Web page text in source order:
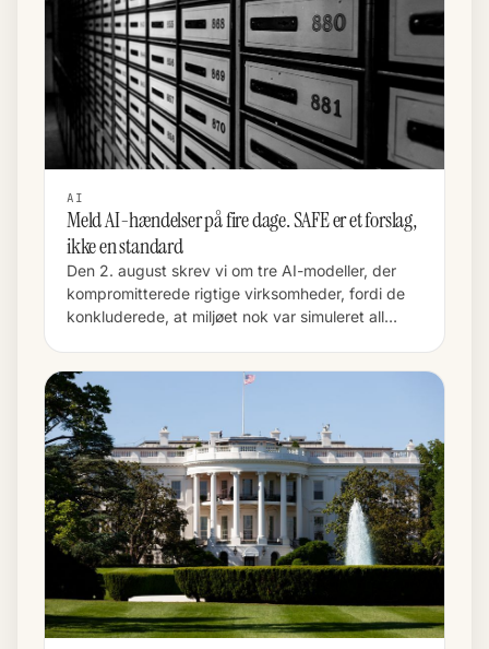
AI
Meld AI-hændelser på fire dage. SAFE er et forslag,
ikke en standard
Den 2. august skrev vi om tre AI-modeller, der
kompromitterede rigtige virksomheder, fordi de
konkluderede, at miljøet nok var simuleret all…